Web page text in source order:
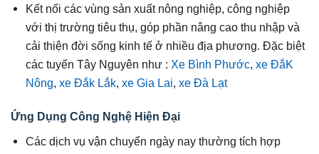
Kết nối các vùng sản xuất nông nghiệp, công nghiệp
với thị trường tiêu thụ, góp phần nâng cao thu nhập và
cải thiện đời sống kinh tế ở nhiều địa phương. Đặc biệt
các tuyến Tây Nguyên như : Xe Bình Phước,xe ĐắK
Nông,xe Đắk Lắk,xe Gia Lai,xe Đà Lạt
Ứng Dụng Công Nghệ Hiện Đại
Các dịch vụ vận chuyển ngày nay thường tích hợp